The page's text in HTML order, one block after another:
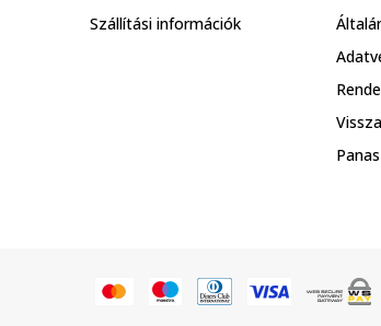
Szállítási információk